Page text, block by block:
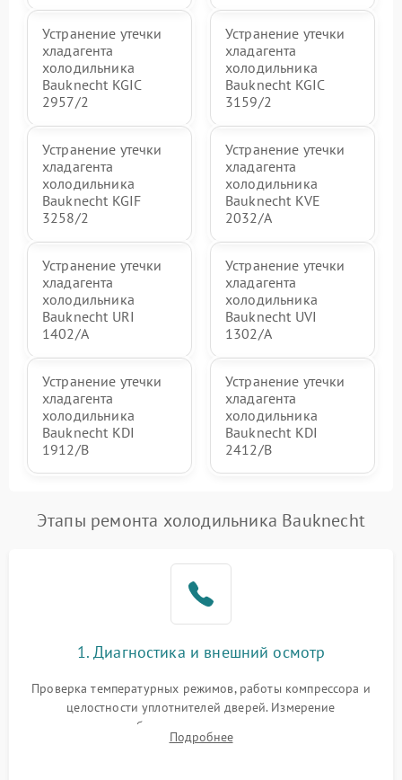
Устранение утечки
хладагента
холодильника
Bauknecht KGIC
2957/2
Устранение утечки
хладагента
холодильника
Bauknecht KGIC
3159/2
Устранение утечки
хладагента
холодильника
Bauknecht KGIF
3258/2
Устранение утечки
хладагента
холодильника
Bauknecht KVE
2032/A
Устранение утечки
хладагента
холодильника
Bauknecht URI
1402/A
Устранение утечки
хладагента
холодильника
Bauknecht UVI
1302/A
Устранение утечки
хладагента
холодильника
Bauknecht KDI
1912/B
Устранение утечки
хладагента
холодильника
Bauknecht KDI
2412/B
Этапы ремонта холодильника Bauknecht
1. Диагностика и внешний осмотр
Проверка температурных режимов, работы компрессора и
целостности уплотнителей дверей. Измерение
сопротивления обмоток мотора, проверка термостата и
считывание кодов ошибок с электронного дисплея.
Подробнее